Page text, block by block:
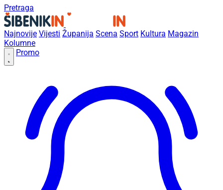
Pretraga
Najnovije Vijesti Županija Scena Sport Kultura Magazin
Kolumne
Promo